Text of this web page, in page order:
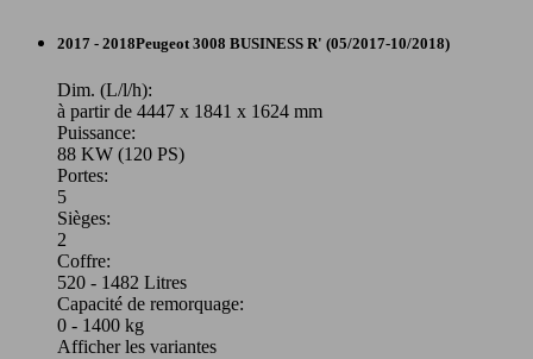
2017 - 2018Peugeot 3008 BUSINESS R' (05/2017-10/2018)
Dim. (L/l/h):
à partir de 4447 x 1841 x 1624 mm
Puissance:
88 KW (120 PS)
Portes:
5
Sièges:
2
Coffre:
520 - 1482 Litres
Capacité de remorquage:
0 - 1400 kg
Afficher les variantes